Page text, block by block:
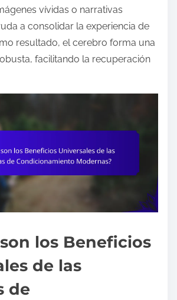
vívidas o narrativas
a consolidar la experiencia de
resultado, el cerebro forma una
facilitando la recuperación
los Beneficios
de las
de